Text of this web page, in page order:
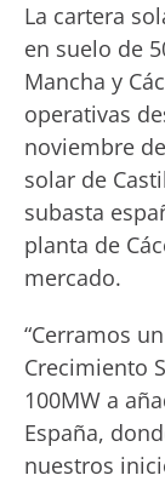
La cartera
en suelo de
Mancha y
operativas
noviembre
solar de
subasta
planta de
mercado.
“Cerramos
Crecimiento
100MW a
España,
nuestros